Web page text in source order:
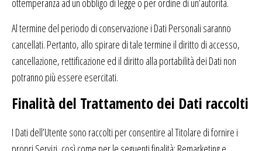
ottemperanza ad un obbligo di legge o per ordine di un’autorità.
Al termine del periodo di conservazione i Dati Personali saranno
cancellati. Pertanto, allo spirare di tale termine il diritto di accesso,
cancellazione, rettificazione ed il diritto alla portabilità dei Dati non
potranno più essere esercitati.
Finalità del Trattamento dei Dati raccolti
I Dati dell’Utente sono raccolti per consentire al Titolare di fornire i